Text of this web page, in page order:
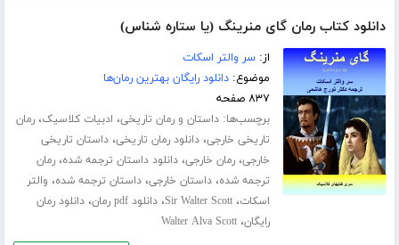
دانلود کتاب رمان گای منرینگ (یا ستاره شناس)
از:سر والتر اسکات
موضوع:دانلود رایگان بهترین رمان‌ها
۸۳۷ صفحه
برچسب‌ها:داستان و رمان تاریخی، ادبیات کلاسیک،رمان
تاریخی خارجی،دانلود رمان تاریخی،داستان تاریخی
خارجی،رمان خارجی،دانلود داستان ترجمه شده،رمان
ترجمه شده،داستان خارجی،داستان ترجمه شده، والتر
اسکات،Sir Walter Scott،دانلود pdf رمان ،دانلود رمان
رایگان،Walter Alva Scott